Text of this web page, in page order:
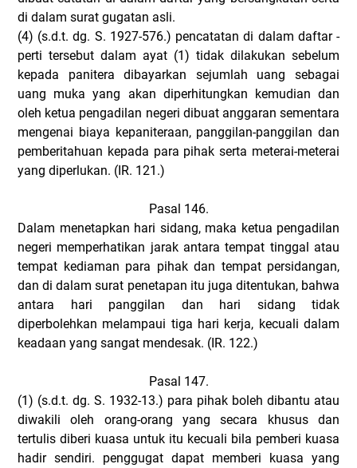
di dalam surat gugatan asli.
(4) (s.d.t. dg. S. 1927-576.) pencatatan di dalam daftar -
perti tersebut dalam ayat (1) tidak dilakukan sebelum
kepada panitera dibayarkan sejumlah uang sebagai
uang muka yang akan diperhitungkan kemudian dan
oleh ketua pengadilan negeri dibuat anggaran sementara
mengenai biaya kepaniteraan, panggilan-panggilan dan
pemberitahuan kepada para pihak serta meterai-meterai
yang diperlukan. (IR. 121.)
Pasal 146.
Dalam menetapkan hari sidang, maka ketua pengadilan
negeri memperhatikan jarak antara tempat tinggal atau
tempat kediaman para pihak dan tempat persidangan,
dan di dalam surat penetapan itu juga ditentukan, bahwa
antara hari panggilan dan hari sidang tidak
diperbolehkan melampaui tiga hari kerja, kecuali dalam
keadaan yang sangat mendesak. (IR. 122.)
Pasal 147.
(1) (s.d.t. dg. S. 1932-13.) para pihak boleh dibantu atau
diwakili oleh orang-orang yang secara khusus dan
tertulis diberi kuasa untuk itu kecuali bila pemberi kuasa
hadir sendiri. penggugat dapat memberi kuasa yang